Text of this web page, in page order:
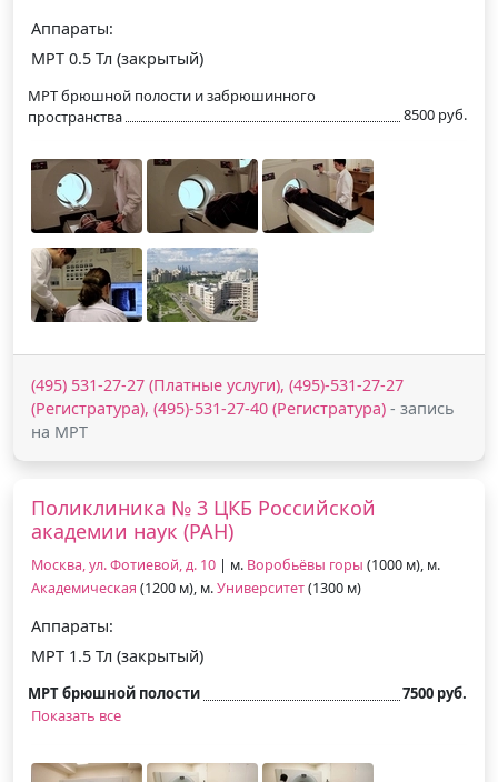
Аппараты:
МРТ 0.5 Тл (закрытый)
МРТ брюшной полости и забрюшинного
пространства
8500 руб.
(495) 531-27-27 (Платные услуги), (495)-531-27-27
(Регистратура), (495)-531-27-40 (Регистратура) - запись
на МРТ
Поликлиника № 3 ЦКБ Российской
академии наук (РАН)
Москва, ул. Фотиевой, д. 10 | м. Воробьёвы горы (1000 м), м.
Академическая (1200 м), м.Университет(1300 м)
Аппараты:
МРТ 1.5 Тл (закрытый)
МРТ брюшной полости
7500 руб.
Показать все